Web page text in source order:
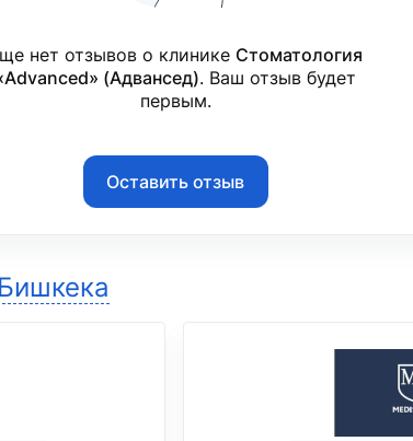
нет отзывов о клинике Стоматология
(Адвансед). Ваш отзыв будет
первым.
Оставить отзыв